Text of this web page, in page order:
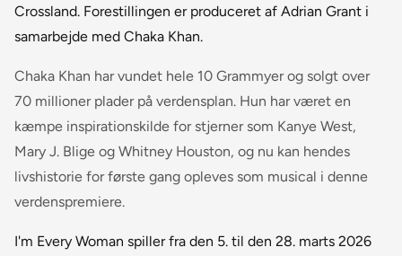
Crossland. Forestillingen er produceret af Adrian Grant i
samarbejde med Chaka Khan.
Chaka Khan har vundet hele 10 Grammyer og solgt over
70 millioner plader på verdensplan. Hun har været en
kæmpe inspirationskilde for stjerner som Kanye West,
Mary J. Blige og Whitney Houston, og nu kan hendes
livshistorie for første gang opleves som musical i denne
verdenspremiere.
I'm Every Woman spiller fra den 5. til den 28. marts 2026